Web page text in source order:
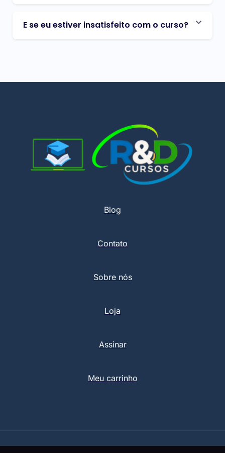
E se eu estiver insatisfeito com o curso?
Blog
Contato
Sobre nós
Loja
Assinar
Meu carrinho